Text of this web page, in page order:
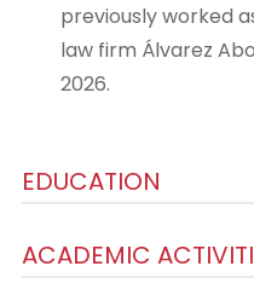
previously worked
law firm Álvarez
2026.
EDUCATION
ACADEMIC